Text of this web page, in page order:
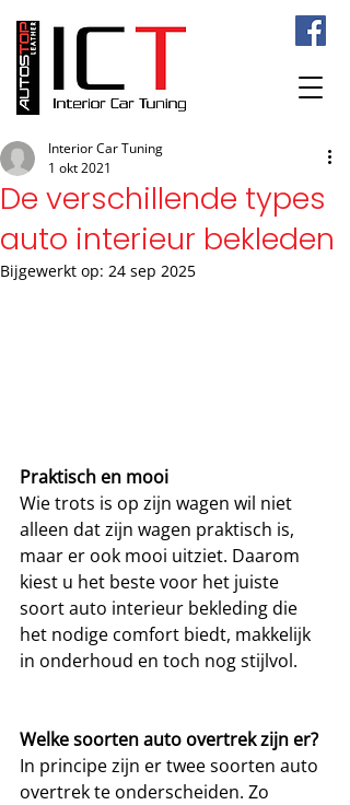
De verschillende types
auto interieur bekleden
Interior Car Tuning
1 okt 2021
Bijgewerkt op: 24 sep 2025
Praktisch en mooi
Wie trots is op zijn wagen wil niet
alleen dat zijn wagen praktisch is,
maar er ook mooi uitziet. Daarom
kiest u het beste voor het juiste
soort auto interieur bekleding die
het nodige comfort biedt, makkelijk
in onderhoud en toch nog stijlvol.
Welke soorten auto overtrek zijn er?
In principe zijn er twee soorten auto
overtrek te onderscheiden. Zo